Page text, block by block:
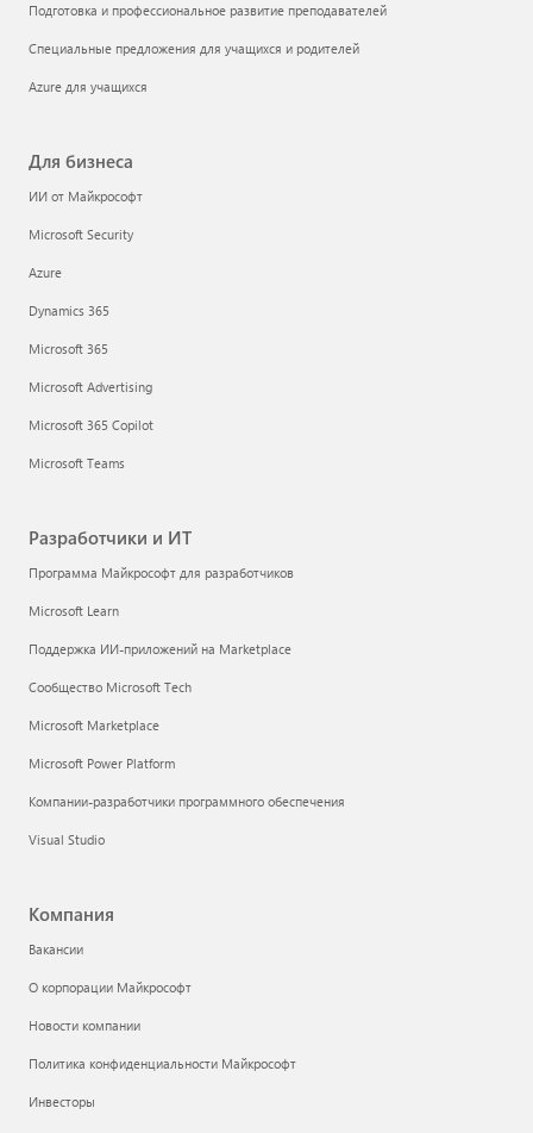
Подготовка и профессиональное развитие преподавателей
Специальные предложения для учащихся и родителей
Azure для учащихся
Для бизнеса
ИИ от Майкрософт
Microsoft Security
Azure
Dynamics 365
Microsoft 365
Microsoft Advertising
Microsoft 365 Copilot
Microsoft Teams
Разработчики и ИТ
Программа Майкрософт для разработчиков
Microsoft Learn
Поддержка ИИ-приложений на Marketplace
Сообщество Microsoft Tech
Microsoft Marketplace
Microsoft Power Platform
Компании-разработчики программного обеспечения
Visual Studio
Компания
Вакансии
О корпорации Майкрософт
Новости компании
Политика конфиденциальности Майкрософт
Инвесторы